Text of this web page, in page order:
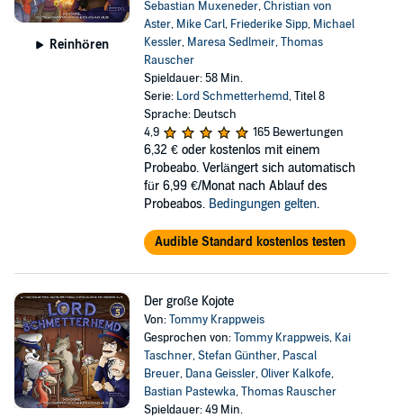
Reinhören
Sebastian Muxeneder,Christian von
Aster, Mike Carl, Friederike Sipp, Michael
Kessler, Maresa Sedlmeir,Thomas
Rauscher
Spieldauer: 58 Min.
Serie: Lord Schmetterhemd, Titel 8
Sprache: Deutsch
4,9
165 Bewertungen
6,32 € oder kostenlos mit einem
Probeabo. Verlängert sich automatisch
für 6,99 €/Monat nach Ablauf des
Probeabos. Bedingungen gelten.
Audible Standard kostenlos testen
Der große Kojote
Von:Tommy Krappweis
Gesprochen von:Tommy Krappweis, Kai
Taschner,Stefan Günther, Pascal
Breuer, Dana Geissler,Oliver Kalkofe,
Bastian Pastewka,Thomas Rauscher
Spieldauer: 49 Min.